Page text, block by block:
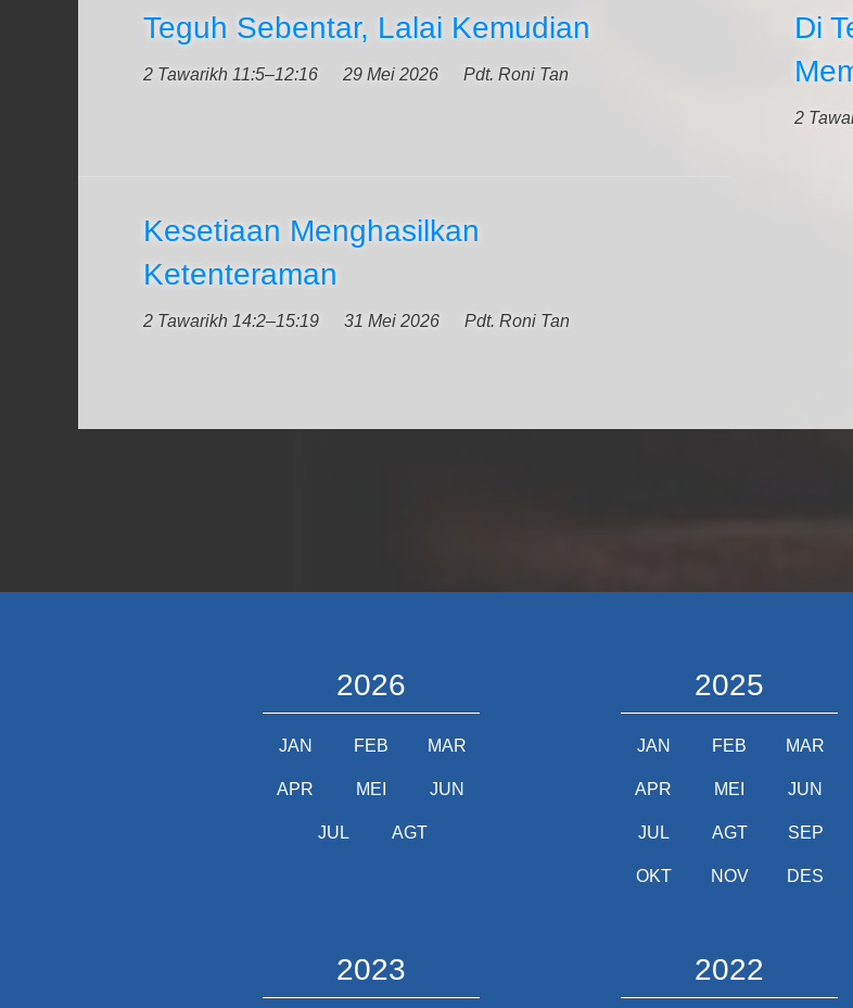
Teguh Sebentar, Lalai Kemudian
2 Tawarikh 11:5–12:16 29 Mei 2026 Pdt. Roni Tan
Di
2
Kesetiaan Menghasilkan
Ketenteraman
2 Tawarikh 14:2–15:19 31 Mei 2026 Pdt. Roni Tan
2026
JAN FEB MAR
APR MEI JUN
JUL AGT
2025
JAN FEB MAR
APR MEI JUN
JUL AGT SEP
OKT NOV DES
2023 2022